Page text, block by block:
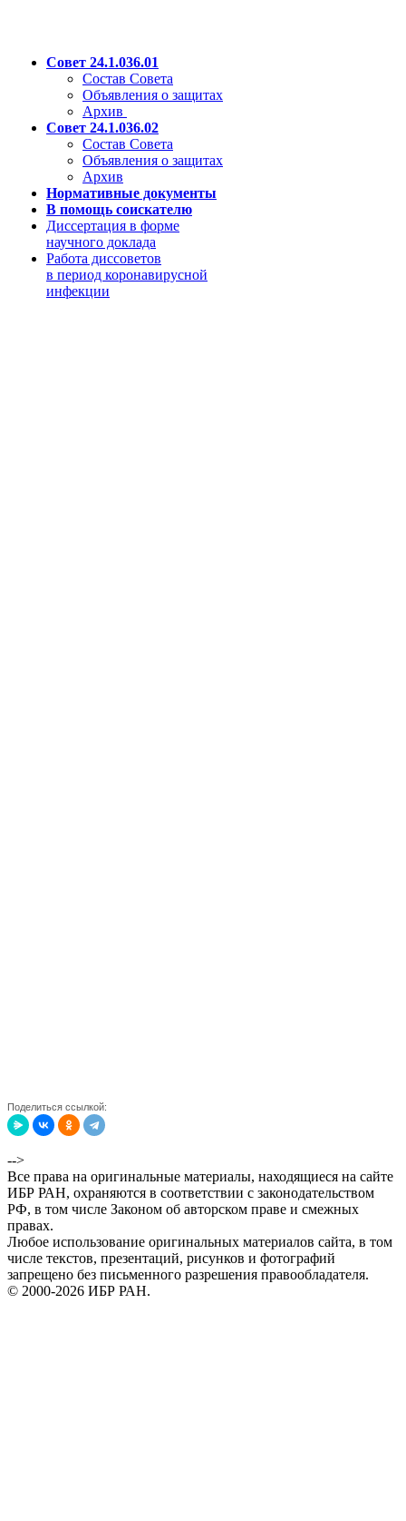
Совет 24.1.036.01
Состав Совета
Объявления о защитах
Архив
Совет 24.1.036.02
Состав Совета
Объявления о защитах
Архив
Нормативные документы
В помощь соискателю
Диссертация в форме
научного доклада
Работа диссоветов
в период коронавирусной
инфекции
Поделиться ссылкой:
-->
Все права на оригинальные материалы, находящиеся на сайте
ИБР РАН, охраняются в соответствии с законодательством
РФ, в том числе Законом об авторском праве и смежных
правах.
Любое использование оригинальных материалов сайта, в том
числе текстов, презентаций, рисунков и фотографий
запрещено без письменного разрешения правообладателя.
© 2000-2026 ИБР РАН.